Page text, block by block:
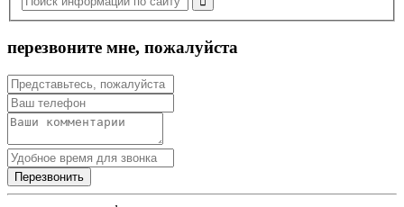
перезвоните мне, пожалуйста